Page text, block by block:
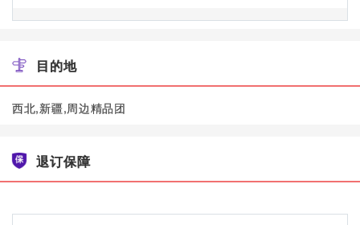
目的地
西北,新疆,周边精品团
退订保障